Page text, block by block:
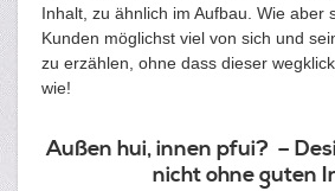
Inhalt, zu ähnlich im Aufbau. Wie aber
Kunden möglichst viel von sich und
zu erzählen, ohne dass dieser
wie!
Außen hui, innen pfui? –
nicht ohne guten